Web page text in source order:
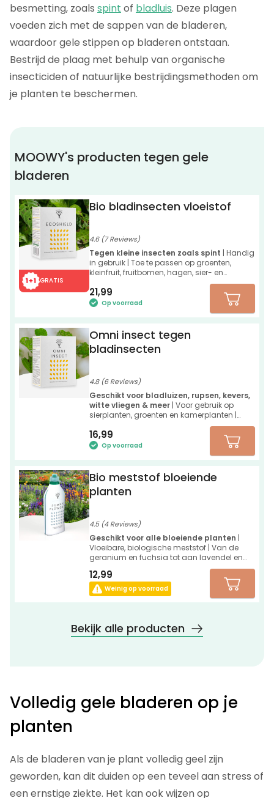
besmetting, zoals spint of bladluis. Deze plagen
voeden zich met de sappen van de bladeren,
waardoor gele stippen op bladeren ontstaan.
Bestrijd de plaag met behulp van organische
insecticiden of natuurlijke bestrijdingsmethoden om
je planten te beschermen.
MOOWY's producten tegen gele
bladeren
GRATIS
4.6 (7 Reviews)
Bio bladinsecten vloeistof
Tegen kleine insecten zoals spint | Handig
in gebruik | Toe te passen op groenten,
kleinfruit, fruitbomen, hagen, sier- en
21,99
Op voorraad
4.8 (6 Reviews)
Omni insect tegen
bladinsecten
Geschikt voor bladluizen, rupsen, kevers,
witte vliegen & meer | Voor gebruik op
sierplanten, groenten en kamerplanten |
16,99
Op voorraad
4.5 (4 Reviews)
Bio meststof bloeiende
planten
Geschikt voor alle bloeiende planten |
Vloeibare, biologische meststof | Van de
geranium en fuchsia tot aan lavendel en
12,99
Weinig op voorraad
Bekijk alle producten
Volledig gele bladeren op je
planten
Als de bladeren van je plant volledig geel zijn
geworden, kan dit duiden op een teveel aan stress of
een ernstige ziekte. Het kan ook wijzen op